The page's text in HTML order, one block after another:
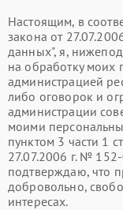
Настоящим, в
закона от
данных", я,
на обработку моих
администрацией
либо оговорок и
администрации
моими
пунктом 3 части 1
27.07.2006 г. №
подтверждаю, что
добровольно,
интересах.